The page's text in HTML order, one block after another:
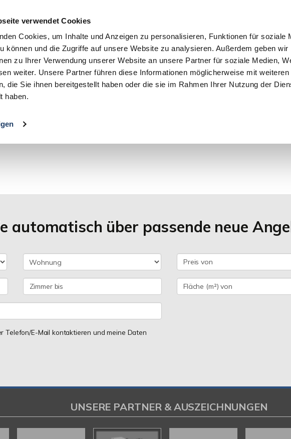
verwendet Cookies
Cookies, um Inhalte und Anzeigen zu personalisieren, Funktionen für soziale
können und die Zugriffe auf unsere Website zu analysieren. Außerdem geben wir
zu Ihrer Verwendung unserer Website an unsere Partner für soziale Medien,
weiter. Unsere Partner führen diese Informationen möglicherweise mit weiteren
die Sie ihnen bereitgestellt haben oder die sie im Rahmen Ihrer Nutzung der
haben.
START IMMOBILIEN EIGENTÜMER INTERESSENTEN
unserer Objekte.
automatisch über passende neue
Telefon/E-Mail kontaktieren und meine Daten
UNSERE PARTNER & AUSZEICHNUNGEN